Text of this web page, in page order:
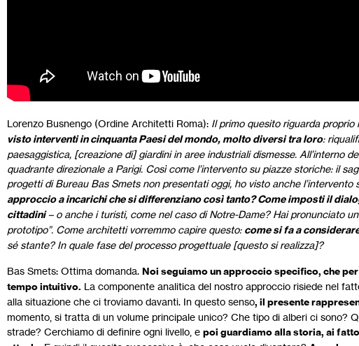
Lorenzo Busnengo (Ordine Architetti Roma): Il primo quesito riguarda proprio
visto interventi in cinquanta Paesi del mondo, molto diversi tra loro:
paesaggistica, [creazione di] giardini in aree industriali dismesse. All’interno
quadrante direzionale a Parigi. Così come l’intervento su piazze storiche: il
progetti di Bureau Bas Smets non presentati oggi, ho visto anche l’intervento
approccio a incarichi che si differenziano così tanto? Come imposti il
cittadini– o anche i turisti, come nel caso di Notre-Dame? Hai pronunciato
prototipo”. Come architetti vorremmo capire questo: come si fa a
sé stante? In quale fase del processo progettuale [questo si realizza]?
Bas Smets: Ottima domanda. Noi seguiamo un approccio specifico, che
tempo intuitivo. La componente analitica del nostro approccio risiede nel
alla situazione che ci troviamo davanti. In questo senso, il presente
momento, si tratta di un volume principale unico? Che tipo di alberi ci sono?
strade? Cerchiamo di definire ogni livello, e poi guardiamo alla storia, ai